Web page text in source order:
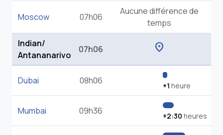
Moscow 07h06
Aucune différence de
temps
Indian/
Antananarivo
07h06 location_on
Dubai 08h06 +1 heure
Mumbai 09h36 +2:30 heures